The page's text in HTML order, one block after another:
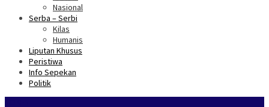
Nasional
Serba – Serbi
Kilas
Humanis
Liputan Khusus
Peristiwa
Info Sepekan
Politik